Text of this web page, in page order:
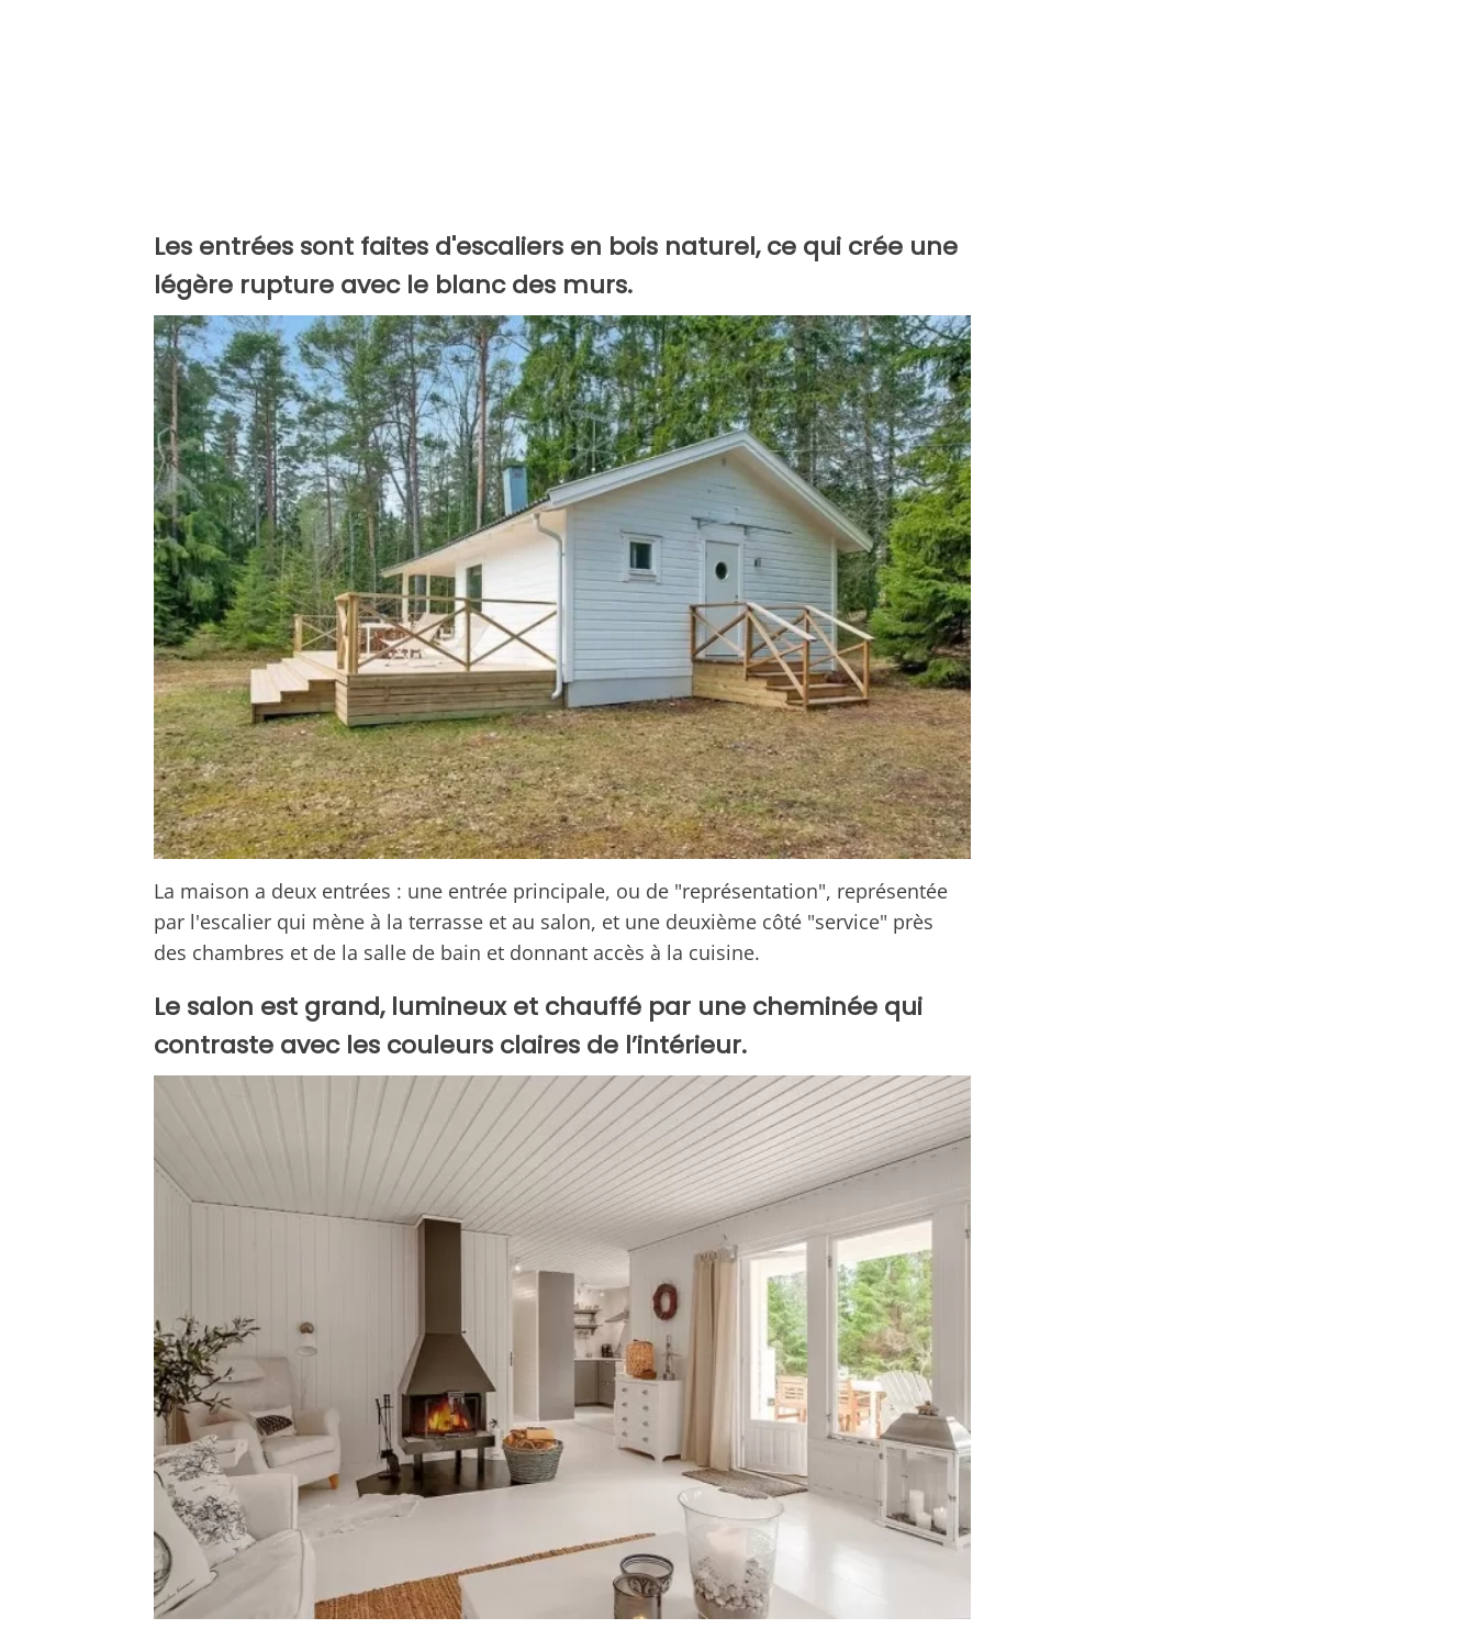
Les entrées sont faites d'escaliers en bois naturel, ce qui crée une
légère rupture avec le blanc des murs.
La maison a deux entrées : une entrée principale, ou de "représentation", représentée
par l'escalier qui mène à la terrasse et au salon, et une deuxième côté "service" près
des chambres et de la salle de bain et donnant accès à la cuisine.
Le salon est grand, lumineux et chauffé par une cheminée qui
contraste avec les couleurs claires de l’intérieur.